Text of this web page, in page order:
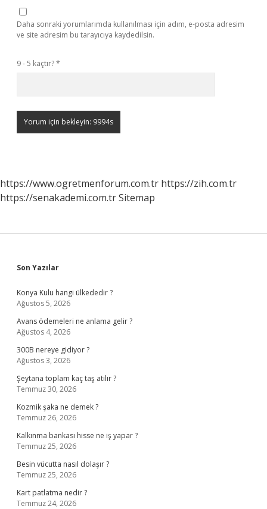
Daha sonraki yorumlarımda kullanılması için adım, e-posta adresim
ve site adresim bu tarayıcıya kaydedilsin.
9 - 5 kaçtır?*
https://www.ogretmenforum.com.tr https://zih.com.tr
https://senakademi.com.trSitemap
Sidebar
Son Yazılar
Konya Kulu hangi ülkededir ?
Ağustos 5, 2026
Avans ödemeleri ne anlama gelir ?
Ağustos 4, 2026
300B nereye gidiyor ?
Ağustos 3, 2026
Şeytana toplam kaç taş atılır ?
Temmuz 30, 2026
Kozmik şaka ne demek ?
Temmuz 26, 2026
Kalkınma bankası hisse ne iş yapar ?
Temmuz 25, 2026
Besin vücutta nasıl dolaşır ?
Temmuz 25, 2026
Kart patlatma nedir ?
Temmuz 24, 2026